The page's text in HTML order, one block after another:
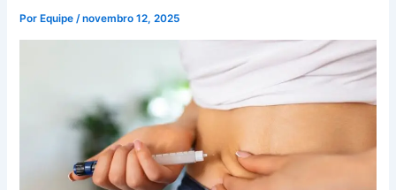
Por Equipe/novembro 12, 2025